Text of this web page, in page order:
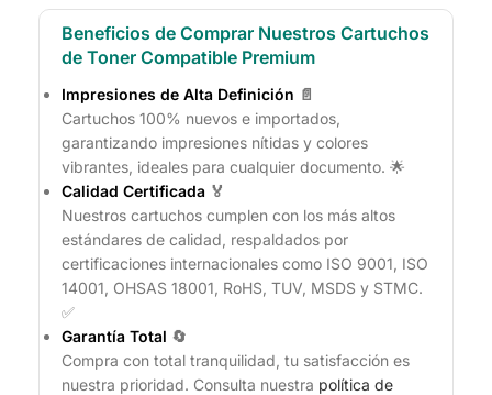
Beneficios de Comprar Nuestros Cartuchos
de Toner Compatible Premium
Impresiones de Alta Definición 📄
Cartuchos 100% nuevos e importados,
garantizando impresiones nítidas y colores
vibrantes, ideales para cualquier documento. 🌟
Calidad Certificada 🏅
Nuestros cartuchos cumplen con los más altos
estándares de calidad, respaldados por
certificaciones internacionales como ISO 9001, ISO
14001, OHSAS 18001, RoHS, TUV, MSDS y STMC.
✅
Garantía Total 🔄
Compra con total tranquilidad, tu satisfacción es
nuestra prioridad. Consulta nuestra política de